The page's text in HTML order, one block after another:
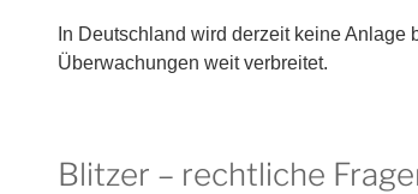
In Deutschland wird derzeit keine
Überwachungen weit verbreitet.
Blitzer – rechtliche